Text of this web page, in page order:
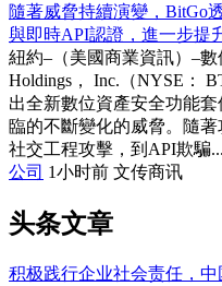
隨著威脅持續演變，BitGo
與即時API認證，進一步提
紐約–（美國商業資訊）–
Holdings， Inc.（NYSE：
出全新數位資產安全功能
臨的不斷變化的威脅。隨
社交工程攻擊，到API欺騙...
公司 1小时前 文传商讯
头条文章
积极践行企业社会责任，